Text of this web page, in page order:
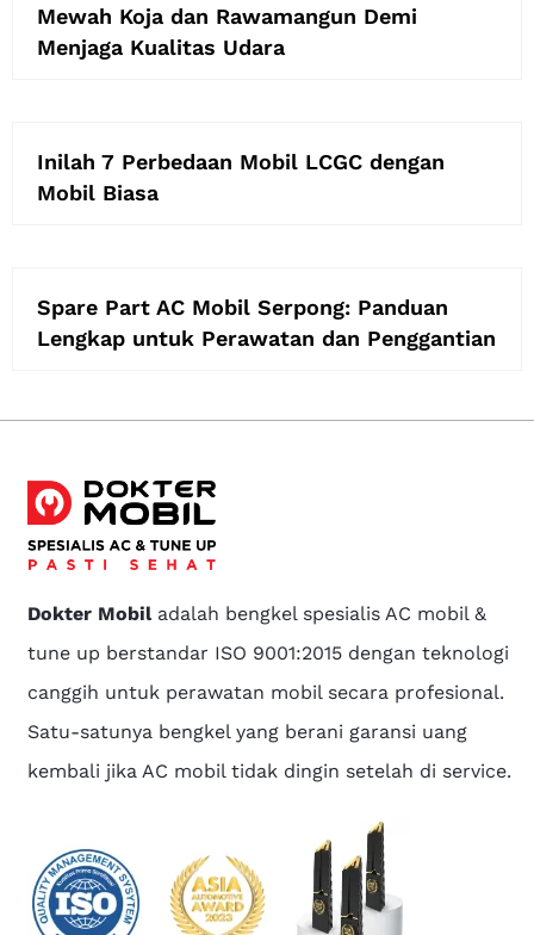
Mewah Koja dan Rawamangun Demi
Menjaga Kualitas Udara
Inilah 7 Perbedaan Mobil LCGC dengan
Mobil Biasa
Spare Part AC Mobil Serpong: Panduan
Lengkap untuk Perawatan dan Penggantian
Dokter Mobiladalah bengkel spesialis AC mobil &
tune up berstandar ISO 9001:2015 dengan teknologi
canggih untuk perawatan mobil secara profesional.
Satu-satunya bengkel yang berani garansi uang
kembali jika AC mobil tidak dingin setelah di service.